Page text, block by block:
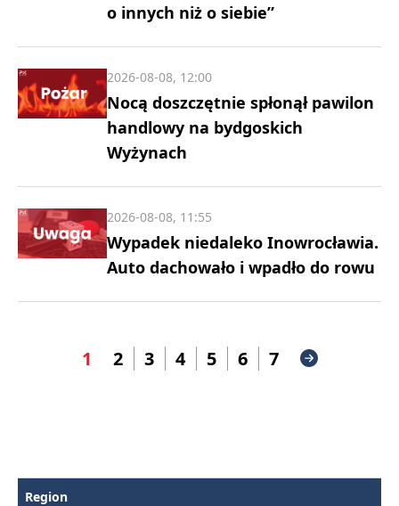
o innych niż o siebie”
Nocą doszczętnie spłonął pawilon
handlowy na bydgoskich
Wyżynach
2026-08-08, 12:00
Wypadek niedaleko Inowrocławia.
Auto dachowało i wpadło do rowu
2026-08-08, 11:55
1 2 3 4 5 6 7
Region